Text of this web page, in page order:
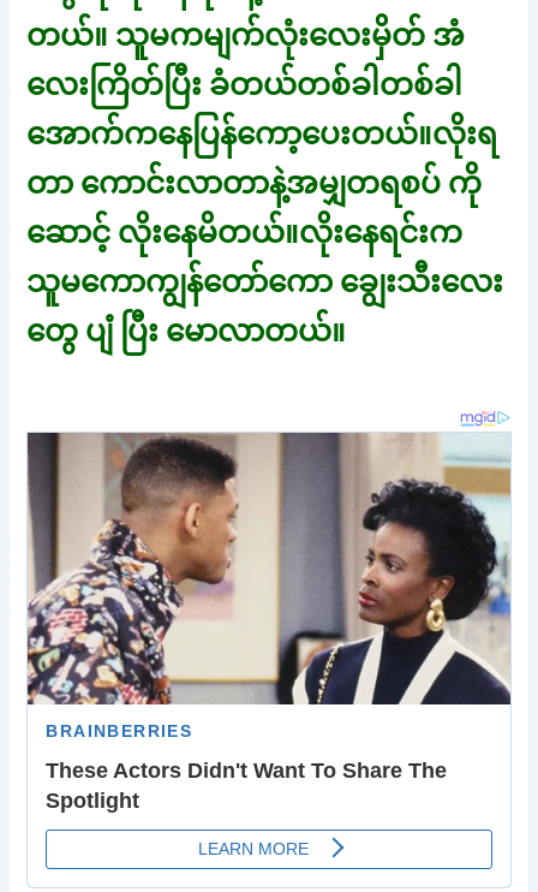
တယ်။ သူမကမျက်လုံးလေးမှိတ် အံ
လေးကြိတ်ပြီး ခံတယ်တစ်ခါတစ်ခါ
အောက်ကနေပြန်ကော့ပေးတယ်။လိုးရ
တာ ကောင်းလာတာနဲ့အမျှတရစပ် ကို
ဆောင့် လိုးနေမိတယ်။လိုးနေရင်းက
သူမကောကျွန်တော်ကော ချွေးသီးလေး
တွေ ပျံ ပြီး မောလာတယ်။